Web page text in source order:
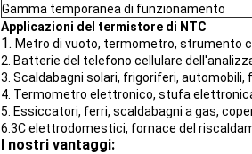
Gamma temporanea di funzionamento
Applicazioni del termistore di NTC
1. Metro di vuoto, termometro, strumento
2. Batterie del telefono cellulare
3. Scaldabagni solari, frigoriferi,
4. Termometro elettronico, stufa
5. Essiccatori, ferri, scaldabagni a gas,
6.3C elettrodomestici, fornace del
I nostri vantaggi: